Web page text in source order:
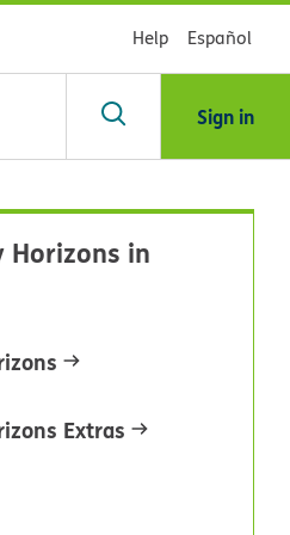
Help Español
Sign in
Horizons in
Extras